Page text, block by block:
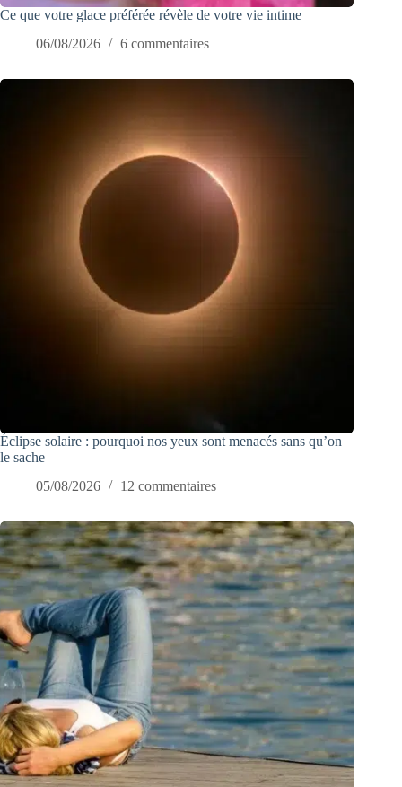
Ce que votre glace préférée révèle de votre vie intime
06/08/2026
6 commentaires
Éclipse solaire : pourquoi nos yeux sont menacés sans qu’on
le sache
05/08/2026
12 commentaires